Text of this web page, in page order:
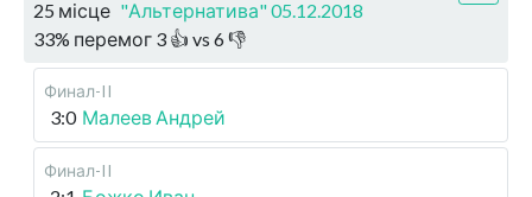
25 місце "Альтернатива" 05.12.2018
33% перемог 3 👍 vs 6👎
Финал-II
3:0 Малеев Андрей
Финал-II